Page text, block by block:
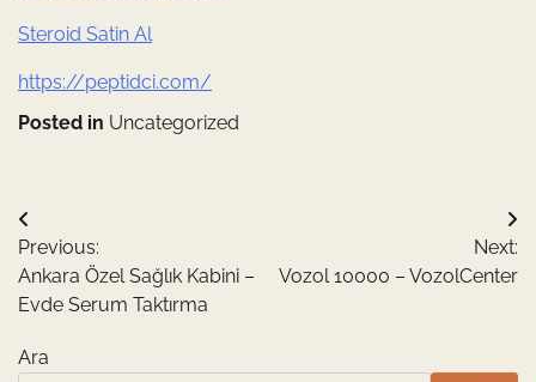
Steroid Satin Al
https://peptidci.com/
Posted in Uncategorized
Yazı
gezinmesi
Previous:
Ankara Özel Sağlık Kabini –
Evde Serum Taktırma
Next:
Vozol 10000 – VozolCenter
Ara